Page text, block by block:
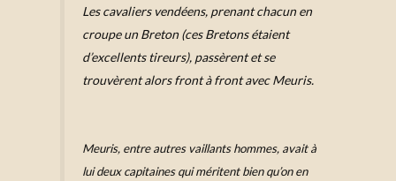
Les cavaliers vendéens, prenant chacun en
croupe un Breton (ces Bretons étaient
d’excellents tireurs), passèrent et se
trouvèrent alors front à front avec Meuris.
Meuris, entre autres vaillants hommes, avait à
lui deux capitaines qui méritent bien qu’on en